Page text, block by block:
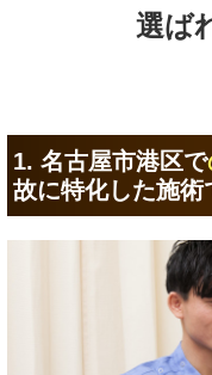
選ば
1. 名古屋市港区で
故に特化した施術